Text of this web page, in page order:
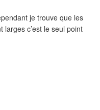
je trouve que les
c’est le seul point